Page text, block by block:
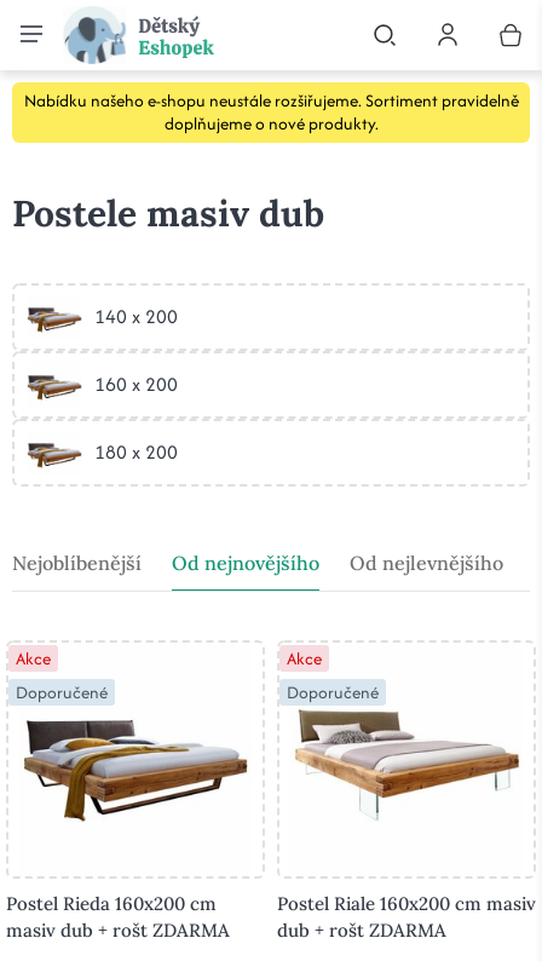
Nabídku našeho e-shopu neustále rozšiřujeme. Sortiment pravidelně
doplňujeme o nové produkty.
Postele masiv dub
140 x 200
160 x 200
180 x 200
Nejoblíbenější Od nejnovějšího Od nejlevnějšího
Akce
Doporučené
Postel Rieda 160x200 cm
masiv dub + rošt ZDARMA
Akce
Doporučené
Postel Riale 160x200 cm masiv
dub + rošt ZDARMA